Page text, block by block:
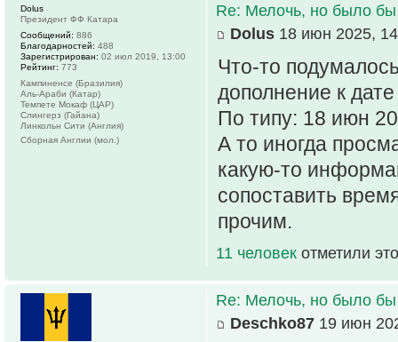
Re: Мелочь, но было бы
Dolus 18 июн 2025,
Что-то
дополнение к
По типу: 18 июн
А то иногда
какую-то
сопоставить
прочим.
11 человек отметили
Dolus
Президент ФФ Катара
Сообщений: 886
Благодарностей: 488
Зарегистрирован: 02 июл 2019, 13:00
Рейтинг: 773
Кампиненсе (Бразилия)
Аль-Араби (Катар)
Темпете Мокаф (ЦАР)
Слингерз (Гайана)
Линкольн Сити (Англия)
Сборная Англии (мол.)
Re: Мелочь, но было бы
Deschko87 19 июн